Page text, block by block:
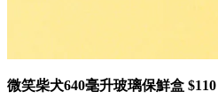
微笑柴犬640毫升玻璃保鮮盒 $110